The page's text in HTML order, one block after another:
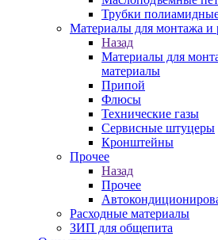
Трубки
Материалы для монтажа и
Назад
Материалы для
материалы
Припой
Флюсы
Технические газы
Сервисные штуцеры
Кронштейны
Прочее
Назад
Прочее
Расходные материалы
ЗИП для общепита